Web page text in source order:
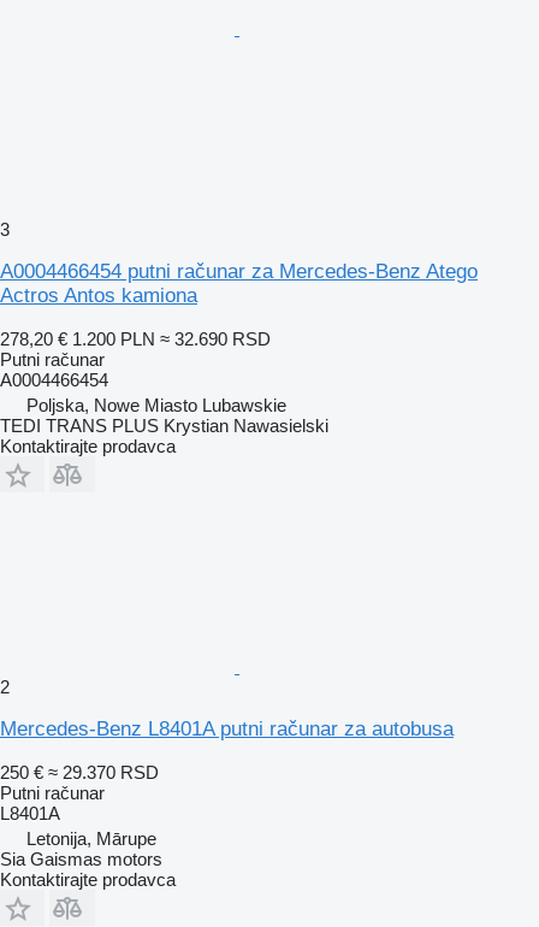
3
A0004466454 putni računar za Mercedes-Benz Atego
Actros Antos kamiona
278,20 € 1.200 PLN ≈ 32.690 RSD
Putni računar
A0004466454
Poljska, Nowe Miasto Lubawskie
TEDI TRANS PLUS Krystian Nawasielski
Kontaktirajte prodavca
2
Mercedes-Benz L8401A putni računar za autobusa
250 € ≈ 29.370 RSD
Putni računar
L8401A
Letonija, Mārupe
Sia Gaismas motors
Kontaktirajte prodavca